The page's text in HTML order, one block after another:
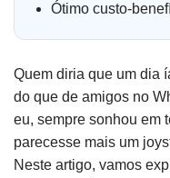
Ótimo custo-
Quem diria que um dia
do que de amigos no
eu, sempre sonhou em
parecesse mais um
Neste artigo, vamos